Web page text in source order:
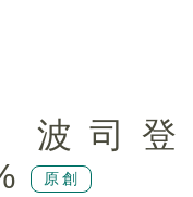
波司登
原創